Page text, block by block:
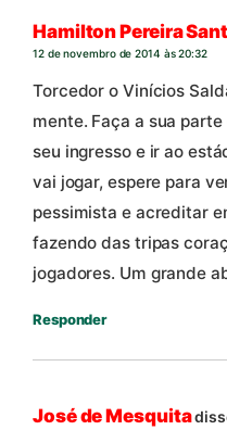
Hamilton Pereira
12 de novembro de 2014 às 20:32
Torcedor o Vinícios
mente. Faça a sua
seu ingresso e ir ao
vai jogar, espere para
pessimista e acreditar
fazendo das tripas
jogadores. Um grande
Responder
José de Mesquita